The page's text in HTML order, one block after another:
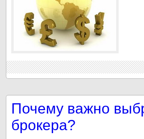
Почему важно
брокера?